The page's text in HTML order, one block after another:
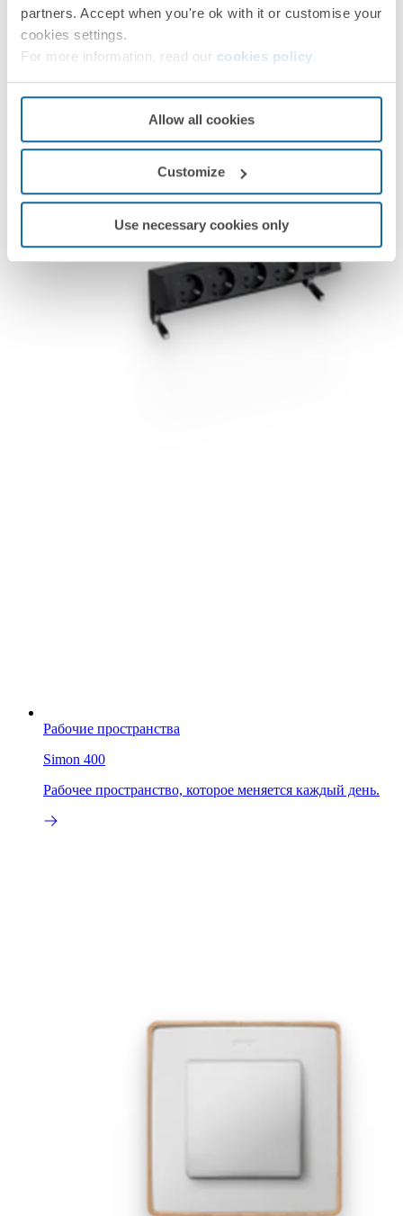
partners. Accept when you're ok with it or customise your
cookies settings.
For more information, read our cookies policy
Allow all cookies
Customize
Use necessary cookies only
Рабочие пространства
Simon 400
Рабочее пространство, которое меняется каждый день.